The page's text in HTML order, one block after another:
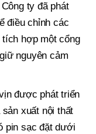
ty đã phát
điều chỉnh các
hợp một cổng
nguyên cảm
được phát triển
xuất nội thất
pin sạc đặt dưới